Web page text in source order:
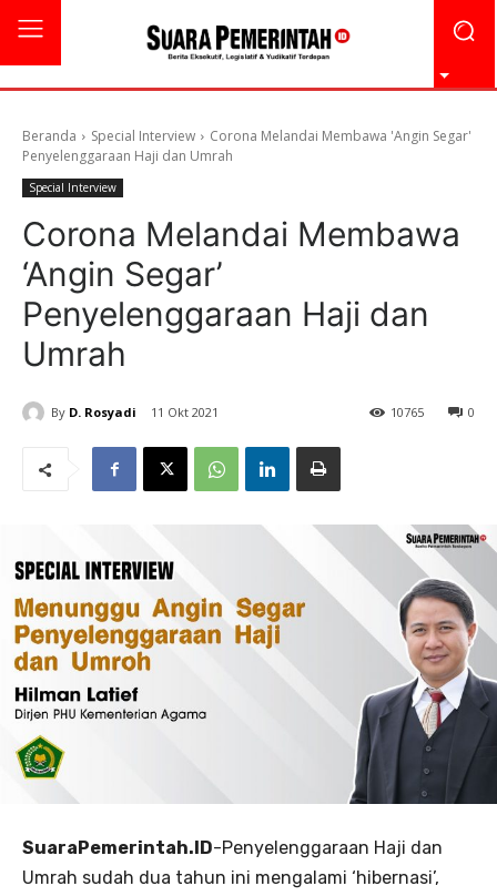
Beranda Special Interview
Corona Melandai Membawa 'Angin Segar'
Penyelenggaraan Haji dan Umrah
Special Interview
Corona Melandai Membawa
‘Angin Segar’
Penyelenggaraan Haji dan
Umrah
By D. Rosyadi 11 Okt 2021 0
10765
SuaraPemerintah.ID-Penyelenggaraan Haji dan
Umrah sudah dua tahun ini mengalami ‘hibernasi’,